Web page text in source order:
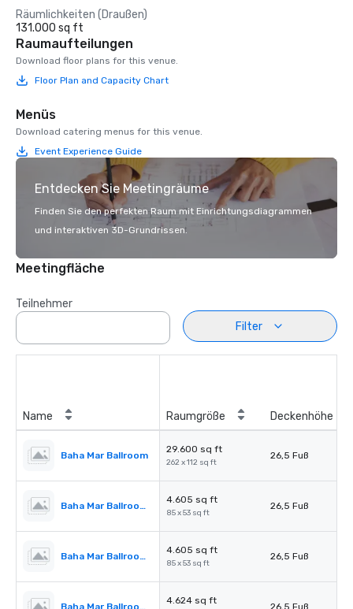
Räumlichkeiten (Draußen)
131.000 sq ft
Raumaufteilungen
Download floor plans for this venue.
Floor Plan and Capacity Chart
Menüs
Download catering menus for this venue.
Event Experience Guide
Entdecken Sie Meetingräume
Finden Sie den perfekten Raum mit Einrichtungsdiagrammen
und interaktiven 3D-Grundrissen.
Meetingfläche
Teilnehmer
Filter
Name Raumgröße Deckenhöhe
Baha Mar Ballroom
29.600 sq ft
262 x 112 sq ft
26,5 Fuß
Baha Mar Ballroom Salon 1
4.605 sq ft
85 x 53 sq ft
26,5 Fuß
Baha Mar Ballroom Salon 2
4.605 sq ft
85 x 53 sq ft
26,5 Fuß
Baha Mar Ballroom Salon 3
4.624 sq ft
26,5 Fuß